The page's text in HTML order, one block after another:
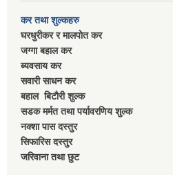
कर तथा शुल्कहरु
घरधुरीकर र मालपाेत कर
जग्गा बहाल कर
ब्यवसाय कर
सवारी साधन कर
बहाल बिटाैरी शुल्क
सडक मर्मत तथा पर्यावरणिय शुल्क
नक्शा पास दस्तुर
सिफारिस दस्तुर
जरिवाना तथा छुट